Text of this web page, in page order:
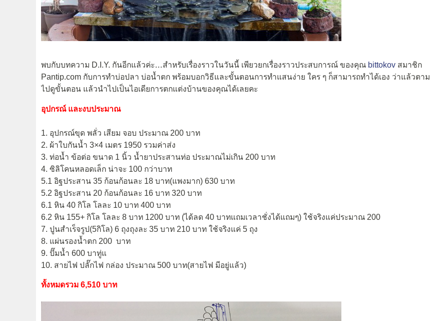
พบกับบทความ D.I.Y. กันอีกแล้วค่ะ…สำหรับเรื่องราวในวันนี้ เพียวยกเรื่องราวประสบการณ์ ของคุณ bittokov สมาชิก
Pantip.com กับการทำบ่อปลา บ่อน้ำตก พร้อมบอกวิธีและขั้นตอนการทำแสนง่าย ใคร ๆ ก็สามารถทำได้เอง ว่าแล้วตาม
ไปดูขั้นตอน แล้วนำไปเป็นไอเดียการตกแต่งบ้านของคุณได้เลยคะ
อุปกรณ์ และงบประมาณ
1. อุปกรณ์ขุด พลั่ว เสียม จอบ ประมาณ 200 บาท
2. ผ้าใบกันน้ำ 3×4 เมตร 1950 รวมค่าส่ง
3. ท่อน้ำ ข้อต่อ ขนาด 1 นิ้ว น้ำยาประสานท่อ ประมาณไม่เกิน 200 บาท
4. ซิลิโคนหลอดเล็ก น่าจะ 100 กว่าบาท
5.1 อิฐประสาน 35 ก้อนก้อนละ 18 บาท(แพงมาก) 630 บาท
5.2 อิฐประสาน 20 ก้อนก้อนละ 16 บาท 320 บาท
6.1 หิน 40 กิโล โลละ 10 บาท 400 บาท
6.2 หิน 155+ กิโล โลละ 8 บาท 1200 บาท (ได้ลด 40 บาทแถมเวลาชั่งได้แถมๆ) ใช้จริงแค่ประมาณ 200
7. ปูนสำเร็จรูป(5กิโล) 6 ถุงถุงละ 35 บาท 210 บาท ใช้จริงแค่ 5 ถุง
8. แผ่นรองน้ำตก 200 บาท
9. ปั๊มน้ำ 600 บาทู่แ
10. สายไฟ ปลั๊กไฟ กล่อง ประมาณ 500 บาท(สายไฟ มีอยู่แล้ว)
ทั้งหมดรวม 6,510 บาท